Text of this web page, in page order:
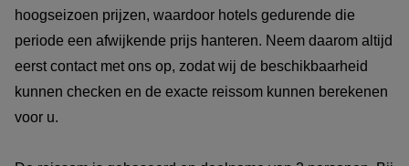
hoogseizoen prijzen, waardoor hotels gedurende die
periode een afwijkende prijs hanteren. Neem daarom altijd
eerst contact met ons op, zodat wij de beschikbaarheid
kunnen checken en de exacte reissom kunnen berekenen
voor u.